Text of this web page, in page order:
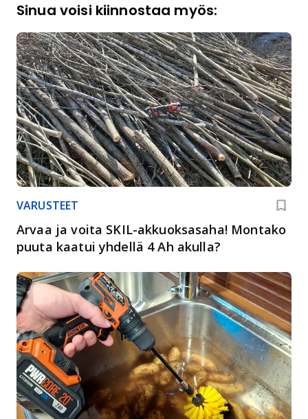
Sinua voisi kiinnostaa myös:
VARUSTEET
Arvaa ja voita SKIL-akkuoksasaha! Montako
puuta kaatui yhdellä 4 Ah akulla?